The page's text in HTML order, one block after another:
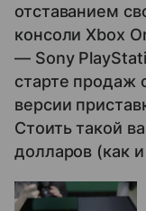
отставанием
консоли Xbox
— Sony
старте продаж
версии
Стоить такой
долларов (как